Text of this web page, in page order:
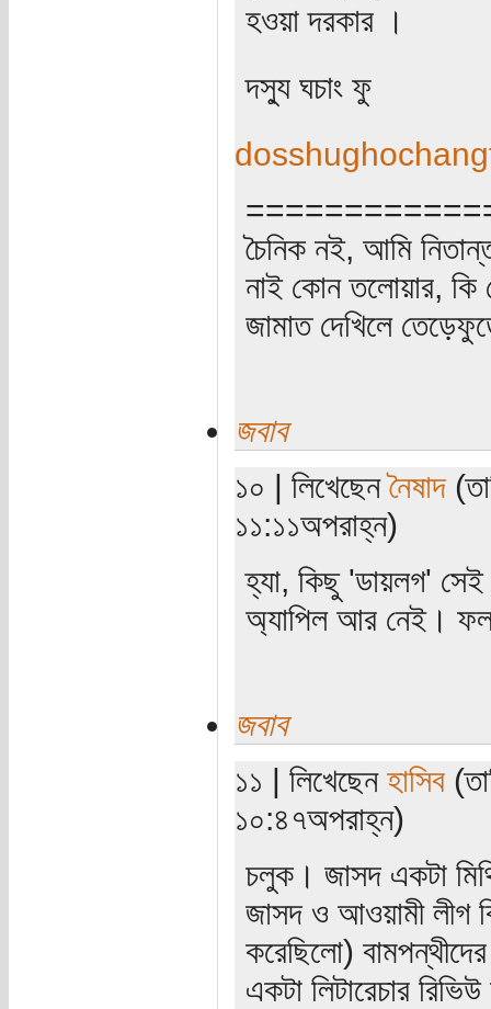
হওয়া দরকার ।
দস্যু ঘচাং ফু
চৈনিক নই, আমি
নাই কোন তলোয়ার, কি
জামাত দেখিলে
জবাব
১০ | লিখেছেননৈষাদ
১১:১১অপরাহ্ন)
হ্যা, কিছু 'ডায়লগ'
অ্যাপিল আর নেই।
জবাব
১১ | লিখেছেন হাসিব
১০:৪৭অপরাহ্ন)
চলুক। জাসদ একটা
জাসদ ও আওয়ামী লীগ
করেছিলো)
একটা লিটারেচার